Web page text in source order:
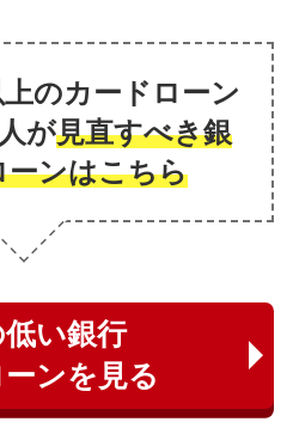
ムをカードローンと比
金を借りる方法があ
金を借りる方法は？親
にくさや将来への影響
のカードローン
が見直すべき銀
ーンはこちら
い銀行
ンを見る